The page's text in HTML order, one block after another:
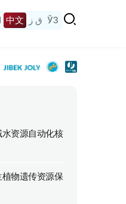
中文 ق ز ЎЗ
资源自动化核
物遗传资源保